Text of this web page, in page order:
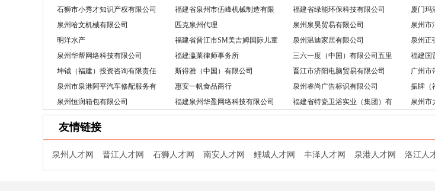
福建美可纸业有限公司 下载了史正梅 的简历
福建美可纸业有限公司 下载了许燕梅
福建美可纸业有限公司 下载了小婷
福建美可纸业有限公司 下载了 许燕梅 的简历
福建美可纸业有限公司 下载了王琳 的简历
福建美可纸业有限公司 下载了陈凯煌 的简历
分公司
石狮市小秀才知识产权有限公司
福建省泉州市伍峰机械制造有限
公司
福建省绿能环保科技有限公司 厦门玛
泉州哈文机械有限公司 匹克泉州代理 泉州泉昊贸易有限公司
泉州市
司
明洋水产
福建省晋江市SM美吉姆国际儿童
教育中心
泉州温迪家居有限公司 泉州正
泉州华帮网络科技有限公司
福建瀛莱律师事务所
三六一度（中国）有限公司五里
鞋服生产基地
福建国
坤钺（福建）投资咨询有限责任
公司
斯得雅（中国）有限公司 晋江市济阳电脑贸易有限公司
广州市
公司
泉州市泉港阿平汽车修配服务有
限公司
惠安一帆食品商行 泉州睿尚广告标识有限公司
振牌（
公司
泉州恒润箱包有限公司
福建泉州华盈网络科技有限公司
福建省特瓷卫浴实业（集团）有
限公司
泉州市
友情链接
泉州人才网 晋江人才网 石狮人才网 南安人才网 鲤城人才网 丰泽人才网 泉港人才网 洛江人